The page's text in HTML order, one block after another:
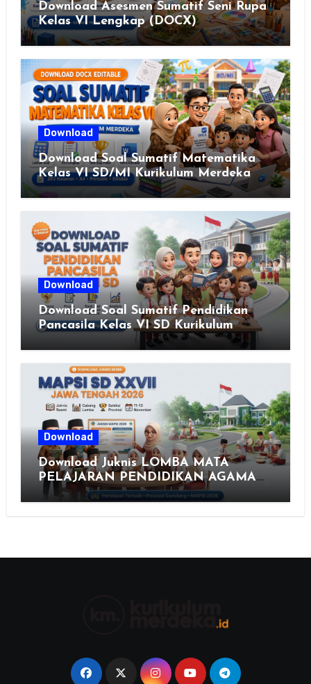
Download Asesmen Sumatif Seni Rupa
Kelas VI Lengkap (DOCX)
Download
Download Soal Sumatif Matematika
Kelas VI SD/MI Kurikulum Merdeka
Download
Download Soal Sumatif Pendidikan
Pancasila Kelas VI SD Kurikulum
Merdeka, Solusi Praktis Guru
Download
Download Juknis LOMBA MATA
PELAJARAN PENDIDIKAN AGAMA
ISLAM DAN SENI ISLAMI (MAPSI)